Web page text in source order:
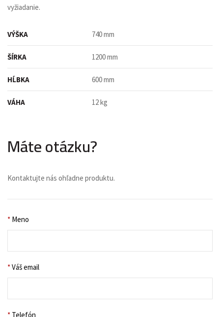
vyžiadanie.
VÝŠKA 740 mm
ŠÍRKA 1200 mm
HĹBKA 600 mm
VÁHA 12 kg
Máte otázku?
Kontaktujte nás ohľadne produktu.
* Meno
*Váš email
* Telefón